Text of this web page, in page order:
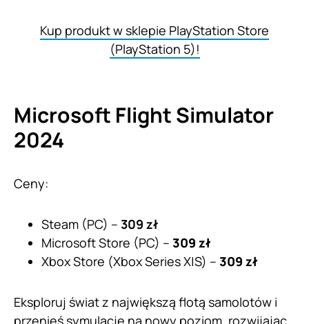
Kup produkt w sklepie PlayStation Store
(PlayStation 5)!
Microsoft Flight Simulator
2024
Ceny:
Steam (PC) – 309 zł
Microsoft Store (PC) – 309 zł
Xbox Store (Xbox Series X|S) – 309 zł
Eksploruj świat z największą flotą samolotów i
przenieś symulację na nowy poziom, rozwijając